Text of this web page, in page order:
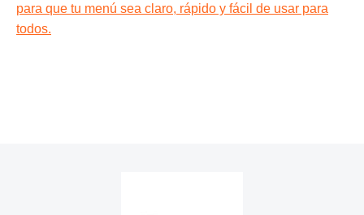
para que tu menú sea claro, rápido y fácil de usar para
todos.